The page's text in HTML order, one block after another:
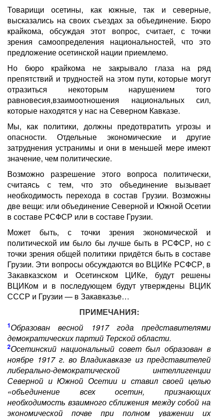
Товарищи осетины, как южные, так и северные,
высказались на своих съездах за объединение. Бюро
крайкома, обсуждая этот вопрос, считает, с точки
зрения самоопределения национальностей, что это
предложение осетинской нации приемлемо.
Но бюро крайкома не закрывало глаза на ряд
препятствий и трудностей на этом пути, которые могут
отразиться некоторым нарушением того
равновесия,взаимоотношения национальных сил,
которые находятся у нас на Северном Кавказе.
Мы, как политики, должны предотвратить угрозы и
опасности. Отдельные экономические и другие
затруднения устранимы и они в меньшей мере имеют
значение, чем политические.
Возможно разрешение этого вопроса политически,
считаясь с тем, что это объединение вызывает
необходимость перехода в состав Грузии. Возможны
две вещи: или объединение Северной и Южной Осетии
в составе РСФСР или в составе Грузии.
Может быть, с точки зрения экономической и
политической им было бы лучше быть в РСФСР, но с
точки зрения общей политики придётся быть в составе
Грузии. Эти вопросы обсуждаются во ВЦИКе РСФСР, в
Закавказском и Осетинском ЦИКе, будут решены
ВЦИКом и в последующем будут утверждены ВЦИК
СССР и Грузии — в Закавказье…
ПРИМЕЧАНИЯ:
1Образован весной 1917 года представителями
демократических партий Терской области.
2Осетинский национальный совет был образован в
ноябре 1917 г. во Владикавказе из представителей
либерально-демократической интеллигенции
Северной и Южной Осетии и ставил своей целью
«объединение всех осетин, признающих
необходимость взаимного сближения между собой на
экономической почве при полном уважении их